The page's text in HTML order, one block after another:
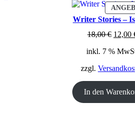
Writer Stories –
18,00€
war:
12,00
inkl. 7 %
zzgl.
In den